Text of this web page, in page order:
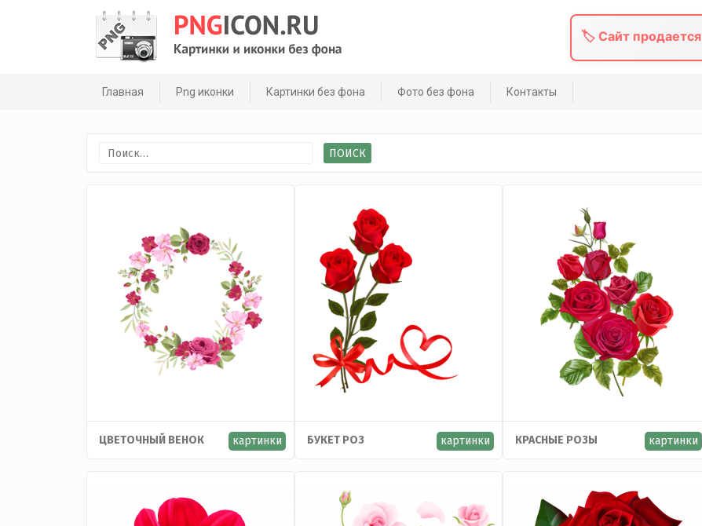
🏷️ Сайт продается
Главная Png иконки Картинки без фона Фото без фона Контакты
Найти:
ЦВЕТОЧНЫЙ ВЕНОК картинки БУКЕТ РОЗ картинки КРАСНЫЕ РОЗЫ картинки